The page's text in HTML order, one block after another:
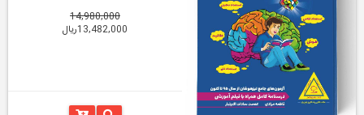
14,980,000
13,482,000ریال